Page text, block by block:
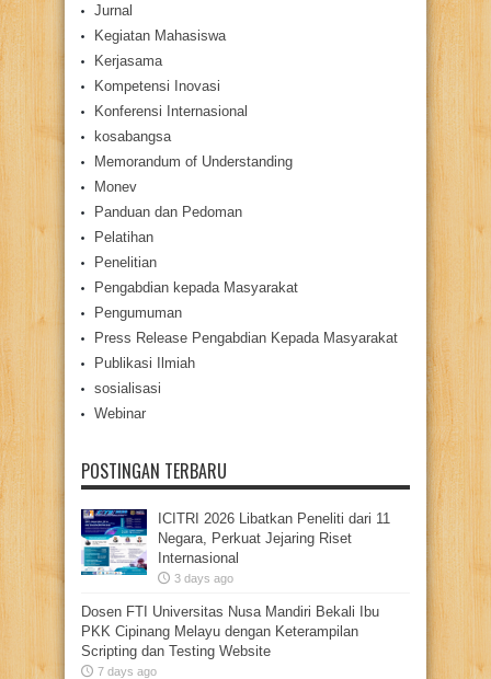
Jurnal
Kegiatan Mahasiswa
Kerjasama
Kompetensi Inovasi
Konferensi Internasional
kosabangsa
Memorandum of Understanding
Monev
Panduan dan Pedoman
Pelatihan
Penelitian
Pengabdian kepada Masyarakat
Pengumuman
Press Release Pengabdian Kepada Masyarakat
Publikasi Ilmiah
sosialisasi
Webinar
POSTINGAN TERBARU
ICITRI 2026 Libatkan Peneliti dari 11
Negara, Perkuat Jejaring Riset
Internasional
3 days ago
Dosen FTI Universitas Nusa Mandiri Bekali Ibu
PKK Cipinang Melayu dengan Keterampilan
Scripting dan Testing Website
7 days ago